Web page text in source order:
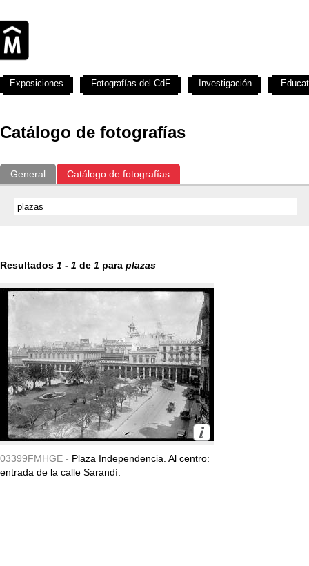
Catálogo de fotografías
General Catálogo de fotografías
Resultados 1 - 1 de 1 para plazas
03399FMHGE - Plaza Independencia. Al centro:
entrada de la calle Sarandí.
Exposiciones Fotografías del CdF Investigación